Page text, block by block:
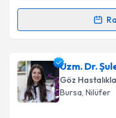
kapsamda
Randevu
Op. Dr. Bayram
oluşturun. Size bu
takvim
Uzm. Dr.
Göz
Bursa, Nilüfer